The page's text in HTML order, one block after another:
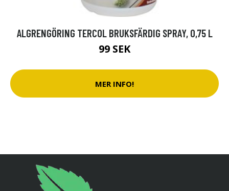
ALGRENGÖRING TERCOL BRUKSFÄRDIG SPRAY, 0,75 L
99 SEK
MER INFO!